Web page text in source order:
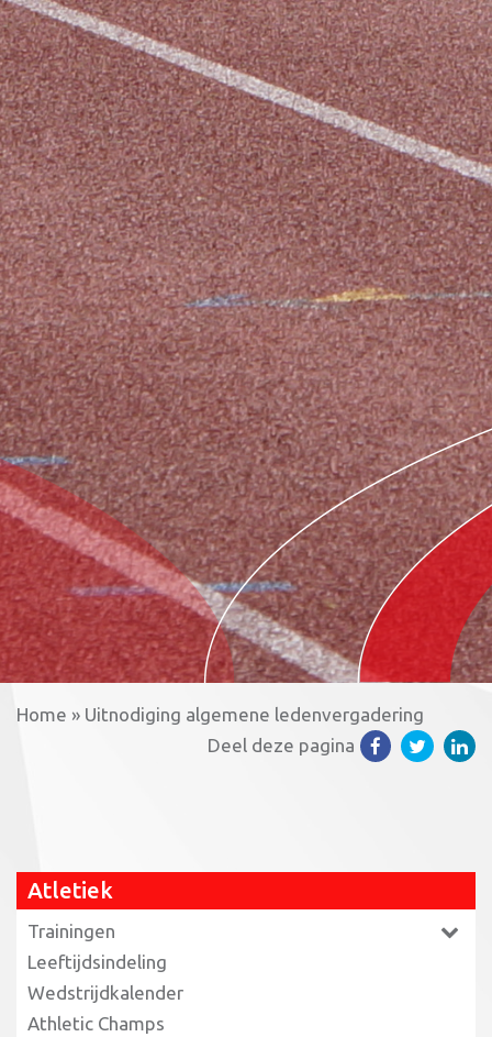
Home » Uitnodiging algemene ledenvergadering
Deel deze pagina
Atletiek
Trainingen
Leeftijdsindeling
Wedstrijdkalender
Athletic Champs